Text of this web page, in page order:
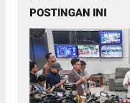
POSTINGAN INI